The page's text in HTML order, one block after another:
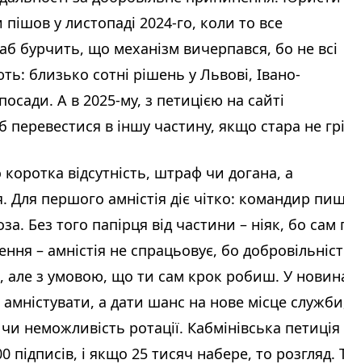
у листопаді 2024-го, коли то все
бурчить, що механізм вичерпався, бо не всі
близько сотні рішень у Львові, Івано-
А в 2025-му, з петицією на сайті
в іншу частину, якщо стара не
відсутність, штраф чи догана, а
першого амністія діє чітко: командир
Без того папірця від частини – ніяк, бо сам
– амністія не спрацьовує, бо
але з умовою, що ти сам крок робиш. У
а дати шанс на нове місце
неможливість ротації. Кабмінівська
і якщо 25 тисяч набере, то розгляд.